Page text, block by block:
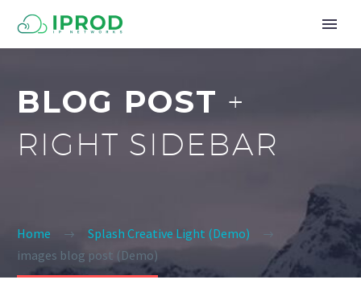
BLOG POST +
RIGHT SIDEBAR
Home
Splash Creative Light (Demo)
images blog post (Demo)